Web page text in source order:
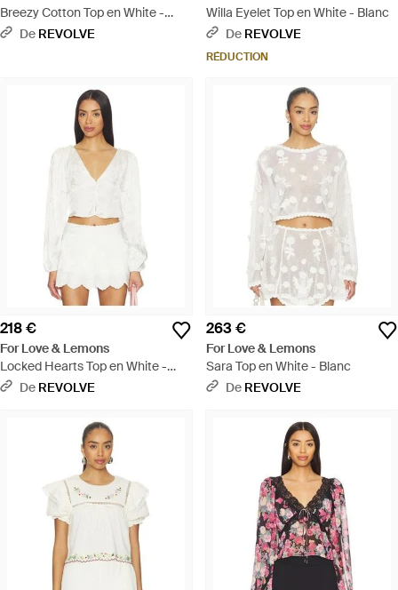
Breezy Cotton Top en White -
Blanc
De REVOLVE
Willa Eyelet Top en White - Blanc
De REVOLVE
RÉDUCTION
218 €
For Love & Lemons
Locked Hearts Top en White -
Blanc
De REVOLVE
263 €
For Love & Lemons
Sara Top en White - Blanc
De REVOLVE